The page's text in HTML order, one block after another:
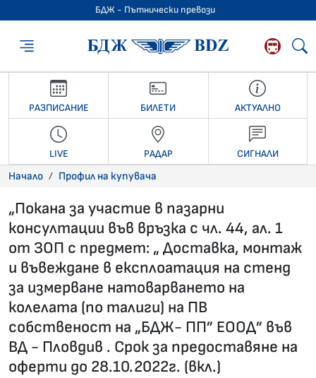
БДЖ - Пътнически превози
БДЖ -
РАЗПИСАНИЕ БИЛЕТИ АКТУАЛНО
LIVE РАДАР СИГНАЛИ
Начало Профил на купувача
„Покана за участие в пазарни
консултации във връзка с чл. 44, ал. 1
от ЗОП с предмет: „ Доставка, монтаж
и въвеждане в експлоатация на стенд
за измерване натоварването на
колелата (по талиги) на ПВ
собственост на „БДЖ- ПП” ЕООД” във
ВД - Пловдив . Срок за предоставяне на
оферти до 28.10.2022г. (вкл.)